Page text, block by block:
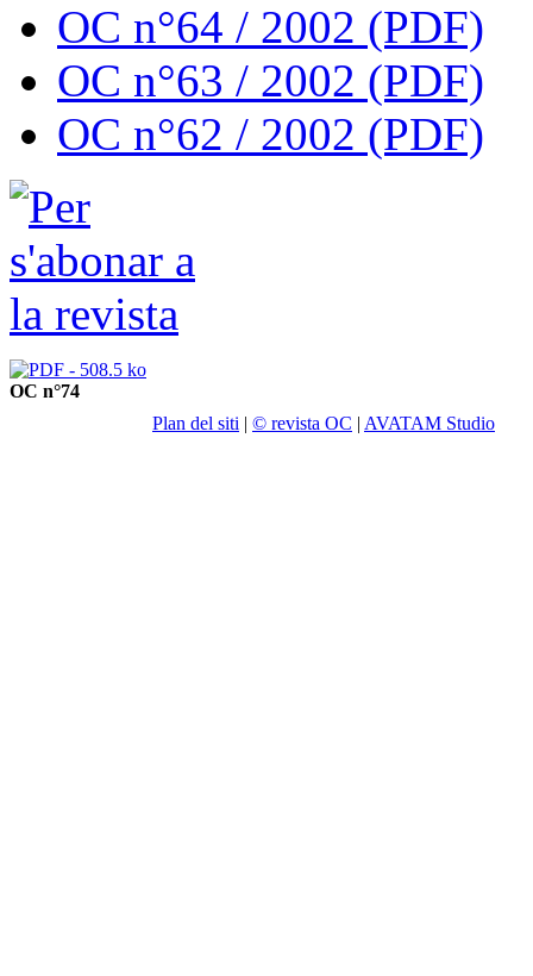
OC n°64 / 2002 (PDF)
OC n°63 / 2002 (PDF)
OC n°62 / 2002 (PDF)
OC n°74
Plan del siti | © revista OC | AVATAM Studio